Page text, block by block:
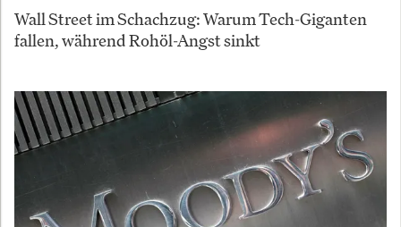
Wall Street im Schachzug: Warum Tech-Giganten
fallen, während Rohöl-Angst sinkt